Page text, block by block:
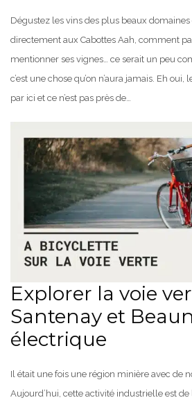
Dégustez les vins des plus beaux
directement aux Cabottes Aah, comment
mentionner ses vignes… ce serait un peu
c’est une chose qu’on n’aura jamais. Eh
par ici et ce n’est pas près de…
Explorer la voie
Santenay et
électrique
Il était une fois une région minière avec de
Aujourd’hui, cette activité industrielle est de